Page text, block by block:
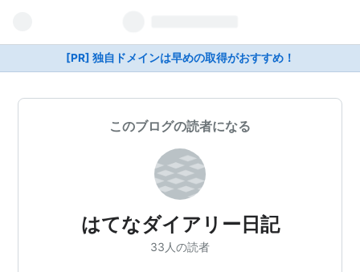
[PR] 独自ドメインは早めの取得がおすすめ！
このブログの読者になる
はてなダイアリー日記
33人の読者